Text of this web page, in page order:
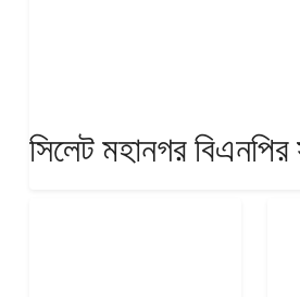
শিক্ষাঙ্গন
সিলেট মহানগর বিএনপির